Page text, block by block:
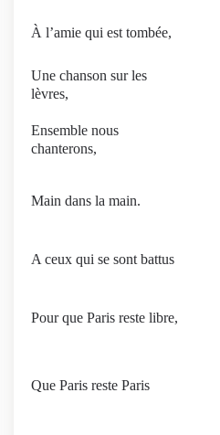
À l’amie qui est tombée,
Une chanson sur les
lèvres,
Ensemble nous
chanterons,
Main dans la main.
A ceux qui se sont battus
Pour que Paris reste libre,
Que Paris reste Paris